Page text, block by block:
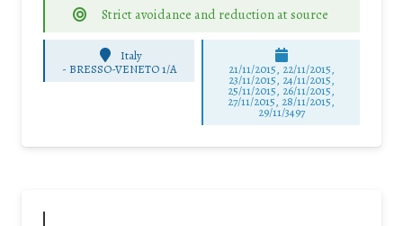
Strict avoidance and reduction at source
Italy
- BRESSO-VENETO 1/A 21/11/2015, 22/11/2015,
23/11/2015, 24/11/2015,
25/11/2015, 26/11/2015,
27/11/2015, 28/11/2015,
29/11/3497